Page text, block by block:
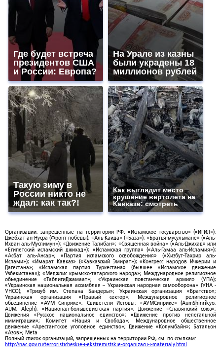
Где будет встреча
президентов США
и России: Европа?
На Урале из казны
были украдены 18
миллионов рублей
Такую зиму в
России никто не
ждал: как так?!
Как выглядит место
крушение вертолета на
Кавказе: смотреть
Организации, запрещенные на территории РФ: «Исламское государство» («ИГИЛ»);
Джебхат ан-Нусра (Фронт победы); «Аль-Каида» («База»); «Братья-мусульмане» («Аль-
Ихван аль-Муслимун»); «Движение Талибан»; «Священная война» («Аль-Джихад» или
«Египетский исламский джихад»); «Исламская группа» («Аль-Гамаа аль-Исламия»);
«Асбат аль-Ансар»; «Партия исламского освобождения» («Хизбут-Тахрир аль-
Ислами»); «Имарат Кавказ» («Кавказский Эмират»); «Конгресс народов Ичкерии и
Дагестана»; «Исламская партия Туркестана» (бывшее «Исламское движение
Узбекистана»); «Меджлис крымско-татарского народа»; Международное религиозное
объединение «ТаблигиДжамаат»; «Украинская повстанческая армия» (УПА);
«Украинская национальная ассамблея – Украинская народная самооборона» (УНА -
УНСО); «Тризуб им. Степана Бандеры»; Украинская организация «Братство»;
Украинская организация «Правый сектор»; Международное религиозное
объединение «АУМ Синрике»; Свидетели Иеговы; «АУМСинрике» (AumShinrikyo,
AUM, Aleph); «Национал-большевистская партия»; Движение «Славянский союз»;
Движения «Русское национальное единство»; «Движение против нелегальной
иммиграции»; Комитет «Нация и Свобода»; Международное общественное
движение «Арестантское уголовное единство»; Движение «Колумбайн»; Батальон
«Азов»; Meta
Полный список организаций, запрещенных на территории РФ, см. по ссылкам:
http://nac.gov.ru/terroristicheskie-i-ekstremistskie-organizacii-i-materialy.html